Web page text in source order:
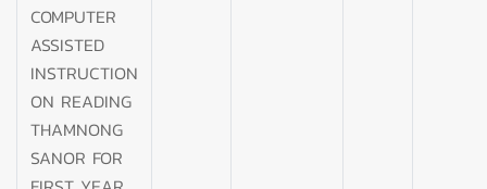
COMPUTER
ASSISTED
INSTRUCTION
ON READING
THAMNONG
SANOR FOR